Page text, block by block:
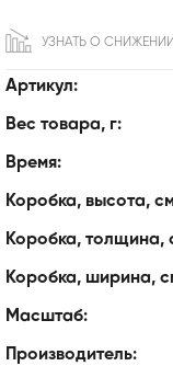
Артикул:
Вес товара, г:
Время:
Коробка, высота,
Коробка, толщина,
Коробка, ширина,
Масштаб:
Производитель:
УЗНАТЬ О